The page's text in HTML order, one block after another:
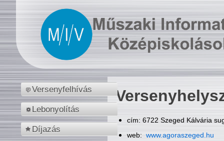
Versenyfelhívás
Lebonyolítás
Díjazás
cím: 6722 Szeged Kálvária
web: www.agoraszeged.hu